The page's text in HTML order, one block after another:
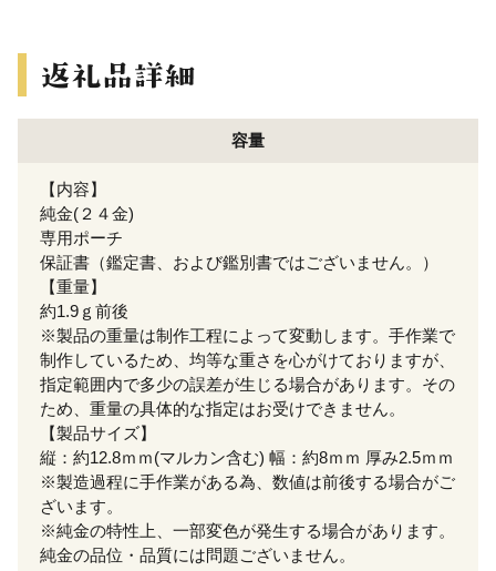
容量
【内容】
純金(２４金)
専用ポーチ
保証書（鑑定書、および鑑別書ではございません。）
【重量】
約1.9ｇ前後
※製品の重量は制作工程によって変動します。手作業で
制作しているため、均等な重さを心がけておりますが、
指定範囲内で多少の誤差が生じる場合があります。その
ため、重量の具体的な指定はお受けできません。
【製品サイズ】
縦：約12.8ｍｍ(マルカン含む) 幅：約8ｍｍ 厚み2.5ｍｍ
※製造過程に手作業がある為、数値は前後する場合がご
ざいます。
※純金の特性上、一部変色が発生する場合があります。
純金の品位・品質には問題ございません。